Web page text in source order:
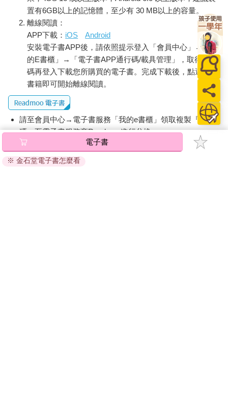
置有6GB以上的記憶體，至少有 30 MB以上的容量。
離線閱讀：
APP下載： iOS
Android
安裝電子書APP後，請依照提示登入「會員中心」→「我
的E書櫃」→「電子書APP通行碼/載具管理」，取得通行
碼再登入下載您所購買的電子書。完成下載後，點選任一
書籍即可開始離線閱讀。
請至會員中心→電子書服務「我的e書櫃」領取複製『兌換
碼』至電子書服務商Readmoo進行兌換。
退換貨須知：
因版權保護，您在金石堂所購買的電子書僅能以金石堂專屬
電子書
※ 金石堂電子書怎麼看